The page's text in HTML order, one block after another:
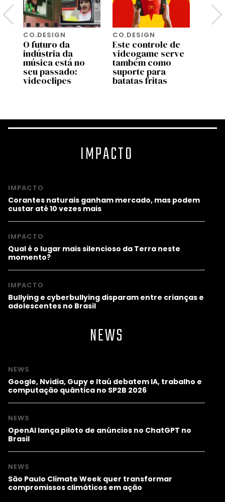
CO.DESIGN
O futuro da
indústria da
música está no
seu passado:
videoclipes
CO.DESIGN
Este controle de
videogame serve
também como
suporte para
batatas fritas
IMPACTO
IMPACTO
Corantes naturais ganham mercado, mas podem
custar até 10 vezes mais
IMPACTO
Qual é o lugar mais silencioso da Terra neste
momento?
IMPACTO
Bullying e cyberbullying disparam entre crianças e
adolescentes no Brasil
NEWS
NEWS
Google, Nvidia, Gupy e Itaú debatem IA, trabalho e
computação quântica no SP2B 2026
NEWS
OpenAI lança piloto de anúncios no ChatGPT no
Brasil
NEWS
São Paulo Climate Week quer transformar
compromissos climáticos em ação